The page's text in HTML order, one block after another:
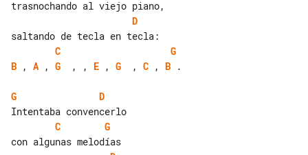
D
C
G
B , A , G
  , ,
E , G
  ,
C , B .
G
D
C
G